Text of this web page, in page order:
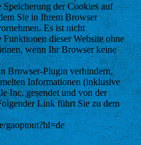
der Cookies auf
Sie in Ihrem Browser
Es ist nicht
dieser Website ohne
wenn Ihr Browser keine
Browser-Plugin verhindern,
Informationen (inklusive
Inc. gesendet und von der
Link führt Sie zu dem
gaoptout?hl=de